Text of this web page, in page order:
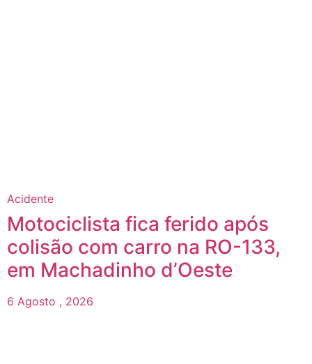
Acidente
Motociclista fica ferido após
colisão com carro na RO-133,
em Machadinho d’Oeste
6 Agosto , 2026